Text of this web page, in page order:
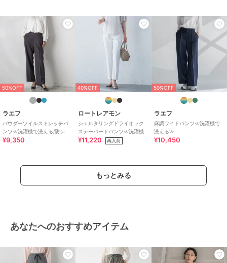
可、ドライ可、ウエットクリーニ
特徴
無地/スキニー・ス
ズ/ライフスタイル
パーティ
ー・結婚式・二次会/セレモニ
ー・入学式・卒業式
スラックス
ナイロン/無地/スキニー・ス
リム/テーパード
ミッドライ
ー・入学式・卒業式
50%OFF
ラエフ
パウダーツイルストレッチパ
ンツ≪洗濯機で洗える/防シワ/
セットアップ対応≫
¥9,350
40%OFF
ロートレアモン
シェルタリングドライオック
ステーパードパンツ≪洗濯機
で洗える≫
¥11,220 再入荷
50%OFF
ラエフ
麻調ワイドパンツ≪洗濯機で
洗える≫
¥10,450
もっとみる
あなたへのおすすめアイテム